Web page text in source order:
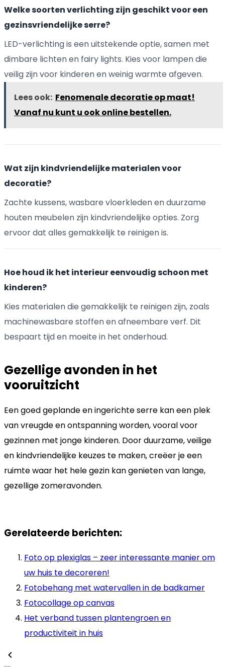
Welke soorten verlichting zijn geschikt voor een
gezinsvriendelijke serre?
LED-verlichting is een uitstekende optie, samen met
dimbare lichten en fairy lights. Kies voor lampen die
veilig zijn voor kinderen en weinig warmte afgeven.
Lees ook: Fenomenale decoratie op maat!
Vanaf nu kunt u ook online bestellen.
Wat zijn kindvriendelijke materialen voor
decoratie?
Zachte kussens, wasbare vloerkleden en duurzame
houten meubelen zijn kindvriendelijke opties. Zorg
ervoor dat alles gemakkelijk te reinigen is.
Hoe houd ik het interieur eenvoudig schoon met
kinderen?
Kies materialen die gemakkelijk te reinigen zijn, zoals
machinewasbare stoffen en afneembare verf. Dit
bespaart tijd en moeite in het onderhoud.
Gezellige avonden in het
vooruitzicht
Een goed geplande en ingerichte serre kan een plek
van vreugde en ontspanning worden, vooral voor
gezinnen met jonge kinderen. Door duurzame, veilige
en kindvriendelijke keuzes te maken, creëer je een
ruimte waar het hele gezin kan genieten van lange,
gezellige zomeravonden.
Gerelateerde berichten:
Foto op plexiglas – zeer interessante manier om
uw huis te decoreren!
Fotobehang met watervallen in de badkamer
Fotocollage op canvas
Het verband tussen plantengroen en
productiviteit in huis